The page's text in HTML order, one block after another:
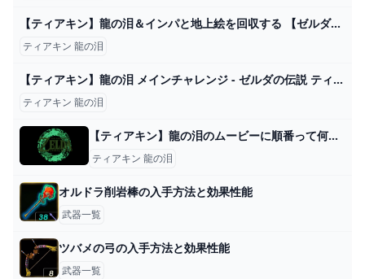
【ティアキン】龍の泪＆インパと地上絵を回収する 【ゼルダの伝説ティアーズオブザキングダム】 - YouTube
ティアキン 龍の泪
【ティアキン】龍の泪 メインチャレンジ - ゼルダの伝説 ティアーズオブザキングダム 攻略Wiki ティアキン ： ヘイグ攻略まとめWiki
ティアキン 龍の泪
【ティアキン】龍の泪のムービーに順番って何なの？ - ゼルダの伝説ティアキンまとめアンテナ
ティアキン 龍の泪
オルドラ削岩棒の入手方法と効果性能
武器一覧
ツバメの弓の入手方法と効果性能
武器一覧